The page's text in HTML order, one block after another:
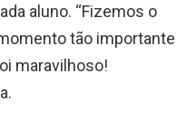
aluno. “Fizemos o
tão importante
maravilhoso!